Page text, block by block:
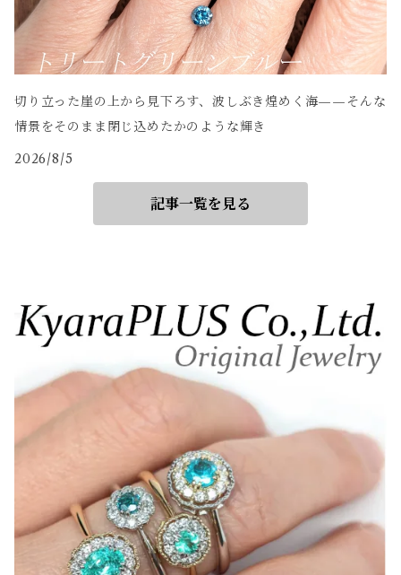
切り立った崖の上から見下ろす、波しぶき煌めく海——そんな
情景をそのまま閉じ込めたかのような輝き
2026/8/5
記事一覧を見る